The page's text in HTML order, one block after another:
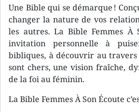
Une Bible qui se démarque !
changer la nature de vos
les autres. La Bible Femmes À
invitation personnelle à
bibliques, à découvrir au
sont chers, une vision fraîche,
de la foi au féminin.
La Bible Femmes À Son Écoute